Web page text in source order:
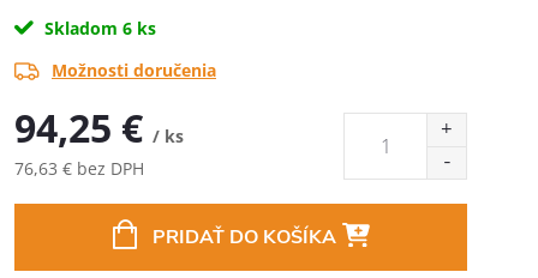
Skladom 6 ks
Možnosti doručenia
94,25 € / ks
76,63 € bez DPH
PRIDAŤ DO KOŠÍKA